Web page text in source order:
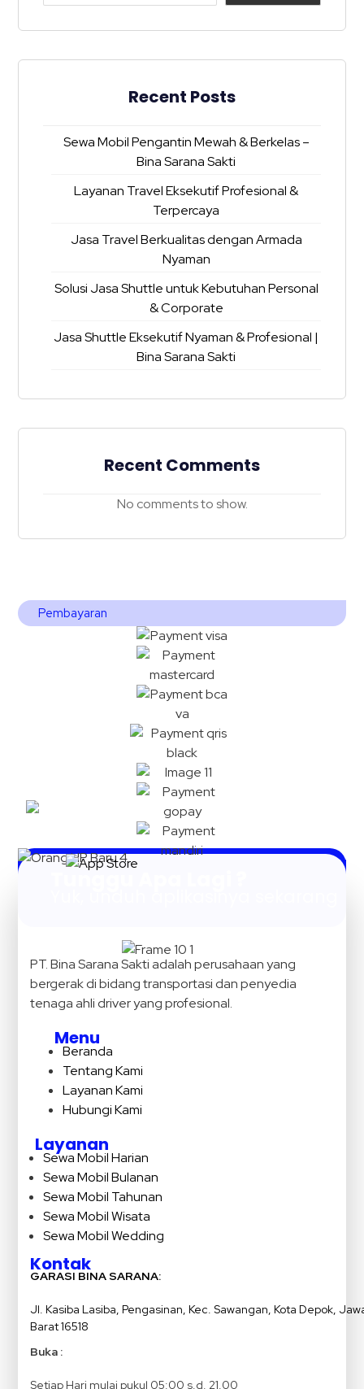
Recent Posts
Sewa Mobil Pengantin Mewah & Berkelas –
Bina Sarana Sakti
Layanan Travel Eksekutif Profesional &
Terpercaya
Jasa Travel Berkualitas dengan Armada
Nyaman
Solusi Jasa Shuttle untuk Kebutuhan Personal
& Corporate
Jasa Shuttle Eksekutif Nyaman & Profesional |
Bina Sarana Sakti
Recent Comments
No comments to show.
Pembayaran
Tunggu Apa Lagi ?
PT. Bina Sarana Sakti adalah perusahaan yang
bergerak di bidang transportasi dan penyedia
tenaga ahli driver yang profesional.
Menu
Beranda
Tentang Kami
Layanan Kami
Hubungi Kami
Layanan
Sewa Mobil Harian
Sewa Mobil Bulanan
Sewa Mobil Tahunan
Sewa Mobil Wisata
Sewa Mobil Wedding
Kontak
GARASI BINA SARANA:
Jl. Kasiba Lasiba, Pengasinan, Kec. Sawangan, Kota Depok,
Barat 16518
Buka :
Setiap Hari mulai pukul 05:00 s.d. 21.00